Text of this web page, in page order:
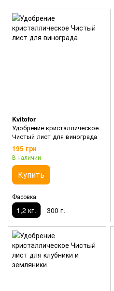
Kvitofor
Удобрение кристаллическое
Чистый лист для винограда
195 грн
В наличии
Купить
Фасовка
1,2 кг. 300 г.